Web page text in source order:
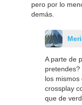
pero por lo
demás.
A parte de
pretendes?
los
crossplay
que de